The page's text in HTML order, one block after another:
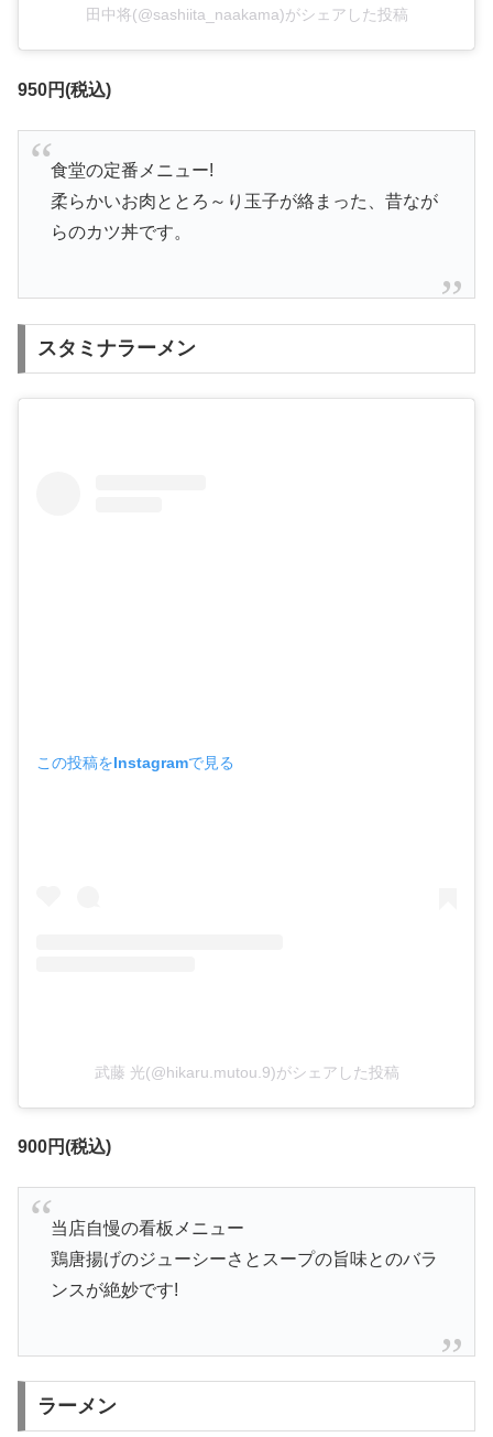
田中将(@sashiita_naakama)がシェアした投稿
950円(税込)
食堂の定番メニュー!
柔らかいお肉ととろ～り玉子が絡まった、昔なが
らのカツ丼です。
スタミナラーメン
この投稿をInstagramで見る
武藤 光(@hikaru.mutou.9)がシェアした投稿
900円(税込)
当店自慢の看板メニュー
鶏唐揚げのジューシーさとスープの旨味とのバラ
ンスが絶妙です!
ラーメン